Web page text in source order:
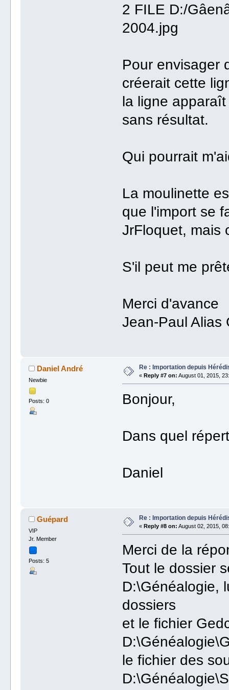
2 FILE D:/
2004.jpg
Pour envisager
créerait cette
la ligne
sans résultat.
Qui pourrait
La moulinette
que l'import se
JrFloquet, mais
S'il peut me
Merci d'avance
Jean-Paul Alias
Daniel André
Newbie
Posts: 0
Re : Importation depuis
« Reply #7 on: August 01, 2015,
Bonjour,
Dans quel
Daniel
Guépard
VIP
Jr. Member
Posts: 5
Re : Importation depuis
« Reply #8 on: August 02, 2015,
Merci de la
Tout le dossier
D:\Généalogie,
dossiers
et le fichier
le fichier des